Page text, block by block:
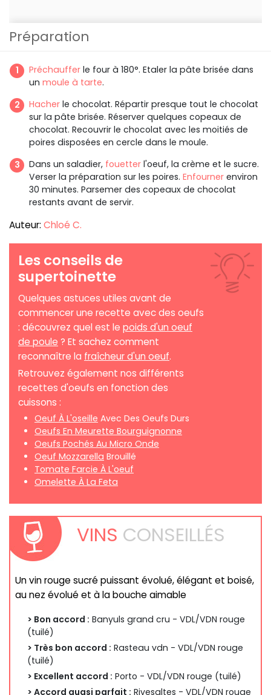
Préparation
Préchauffer le four à 180°. Etaler la pâte brisée dans
un moule à tarte.
Hacher le chocolat. Répartir presque tout le chocolat
sur la pâte brisée. Réserver quelques copeaux de
chocolat. Recouvrir le chocolat avec les moitiés de
poires disposées en cercle dans le moule.
Dans un saladier, fouetter l'oeuf, la crème et le sucre.
Verser la préparation sur les poires. Enfourner environ
30 minutes. Parsemer des copeaux de chocolat
restants avant de servir.
Auteur: Chloé C.
Les conseils de
supertoinette
Quelques astuces utiles avant de
commencer une recette avec des oeufs
: découvrez quel est le poids d'un oeuf
de poule ? Et sachez comment
reconnaître la fraîcheur d'un oeuf.
Retrouvez également nos différents
recettes d'oeufs en fonction des
cuissons :
Oeuf À L'oseille Avec Des Oeufs Durs
Oeufs En Meurette Bourguignonne
Oeufs Pochés Au Micro Onde
Oeuf Mozzarella Brouillé
Tomate Farcie À L'oeuf
Omelette À La Feta
VINS CONSEILLÉS
Un vin rouge sucré puissant évolué, élégant et boisé,
au nez évolué et à la bouche aimable
> Bon accord : Banyuls grand cru - VDL/VDN rouge
(tuilé)
> Très bon accord : Rasteau vdn - VDL/VDN rouge
(tuilé)
> Excellent accord : Porto - VDL/VDN rouge (tuilé)
> Accord quasi parfait : Rivesaltes - VDL/VDN rouge